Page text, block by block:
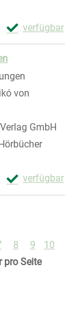
verfügbar
Exemplar-
Zum Download
von
GmbH
verfügbar
Exemplar-
Zum Download
8 9
10
pro Seite